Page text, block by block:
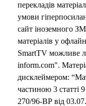
перекладів
умови
сайт іноземного
матеріалів у
SmartTV можливе
inform.com".
дисклеймером:
частиною 3 статті
270/96-ВР від